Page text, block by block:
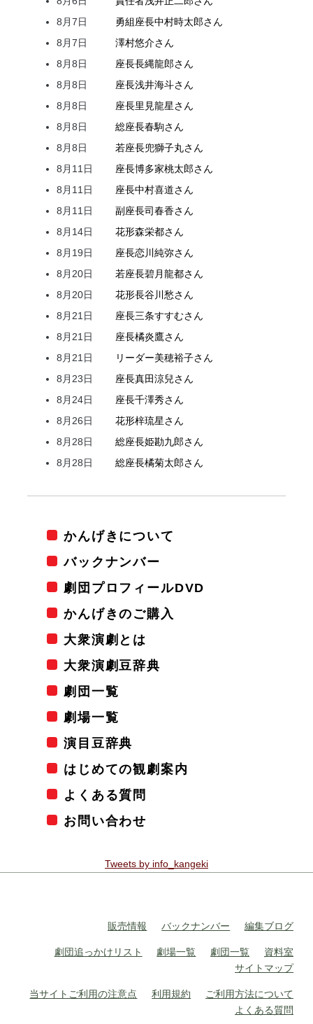
8月7日
勇組座長中村時太郎さん
8月7日
澤村悠介さん
8月8日
座長長縄龍郎さん
8月8日
座長浅井海斗さん
8月8日
座長里見龍星さん
8月8日
総座長春駒さん
8月8日
若座長兜獅子丸さん
8月11日
座長博多家桃太郎さん
8月11日
座長中村喜道さん
8月11日
副座長司春香さん
8月14日
花形森栄都さん
8月19日
座長恋川純弥さん
8月20日
若座長碧月龍都さん
8月20日
花形長谷川愁さん
8月21日
座長三条すすむさん
8月21日
座長橘炎鷹さん
8月21日
リーダー美穂裕子さん
8月23日
座長真田涼兒さん
8月24日
座長千澤秀さん
8月26日
花形梓琉星さん
8月28日
総座長姫勘九郎さん
8月28日
総座長橘菊太郎さん
かんげきについて
バックナンバー
劇団プロフィールDVD
かんげきのご購入
大衆演劇とは
大衆演劇豆辞典
劇団一覧
劇場一覧
演目豆辞典
はじめての観劇案内
よくある質問
お問い合わせ
Tweets by info_kangeki
販売情報 バックナンバー 編集ブログ
劇団追っかけリスト 劇場一覧 劇団一覧
資料室
サイトマップ
当サイトご利用の注意点 利用規約
ご利用方法について
よくある質問